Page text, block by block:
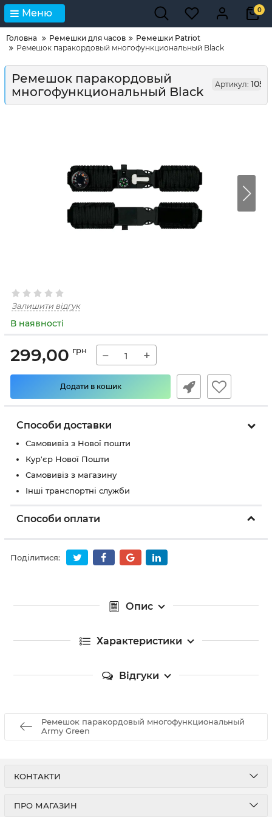
Меню 0
Головна Ремешки для часов
Ремешки Patriot
Ремешок паракордовый многофункциональный Black
Ремешок паракордовый
многофункциональный Black
Артикул:
Залишити відгук
В наявності
299,00 грн − +
Додати в кошик
Способи доставки
Самовивіз з Нової пошти
Кур'єр Нової Пошти
Самовивіз з магазину
Інші транспортні служби
Способи оплати
Поділитися:
Опис
Характеристики
Відгуки
Ремешок паракордовый многофункциональный
Army Green
КОНТАКТИ
ПРО МАГАЗИН